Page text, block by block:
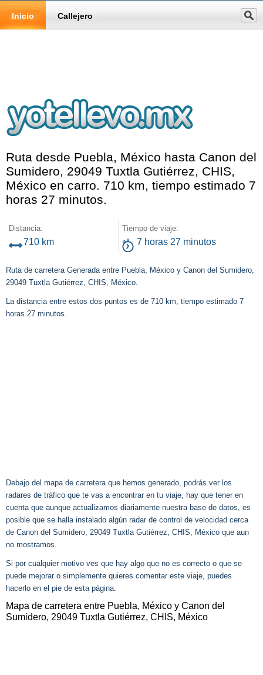
Inicio Callejero
Ruta desde Puebla, México hasta Canon del
Sumidero, 29049 Tuxtla Gutiérrez, CHIS,
México en carro. 710 km, tiempo estimado 7
horas 27 minutos.
Distancia:
710 km
Tiempo de viaje:
7 horas 27 minutos
Ruta de carretera Generada entre Puebla, México y Canon del Sumidero,
29049 Tuxtla Gutiérrez, CHIS, México.
La distancia entre estos dos puntos es de 710 km, tiempo estimado 7
horas 27 minutos.
Debajo del mapa de carretera que hemos generado, podrás ver los
radares de tráfico que te vas a encontrar en tu viaje, hay que tener en
cuenta que aunque actualizamos diariamente nuestra base de datos, es
posible que se halla instalado algún radar de control de velocidad cerca
de Canon del Sumidero, 29049 Tuxtla Gutiérrez, CHIS, México que aun
no mostramos.
Si por cualquier motivo ves que hay algo que no es correcto o que se
puede mejorar o simplemente quieres comentar este viaje, puedes
hacerlo en el pie de esta página.
Mapa de carretera entre Puebla, México y Canon del
Sumidero, 29049 Tuxtla Gutiérrez, CHIS, México